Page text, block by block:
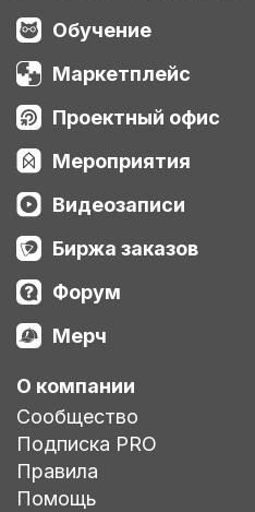
Обучение
Маркетплейс
Проектный офис
Мероприятия
Видеозаписи
Биржа заказов
Форум
Мерч
О компании
Сообщество
Подписка PRO
Правила
Помощь